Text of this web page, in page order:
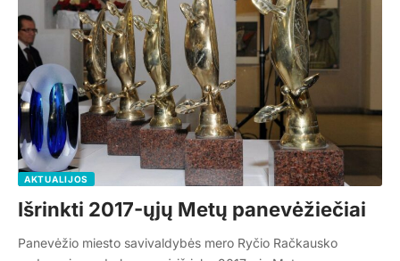
AKTUALIJOS
Išrinkti 2017-ųjų Metų panevėžiečiai
Panevėžio miesto savivaldybės mero Ryčio Račkausko